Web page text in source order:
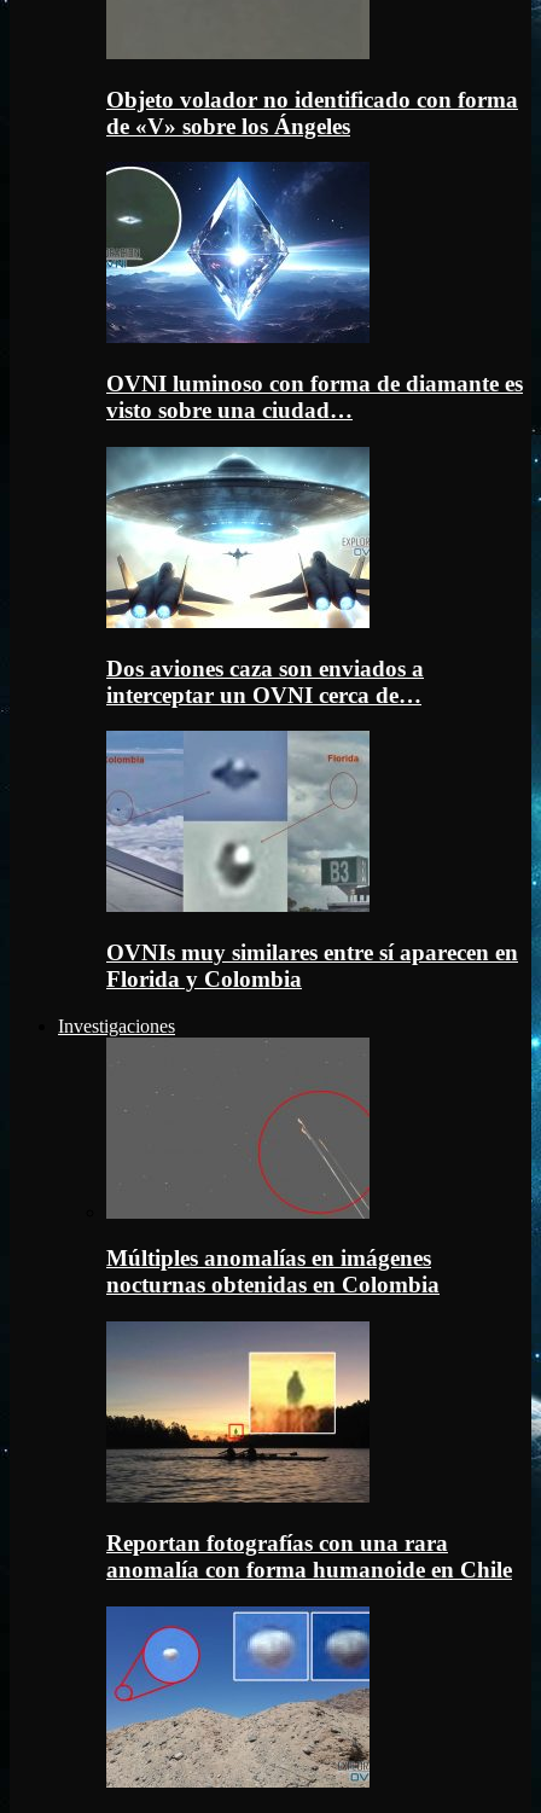
Objeto volador no identificado con forma
de «V» sobre los Ángeles
OVNI luminoso con forma de diamante es
visto sobre una ciudad…
Dos aviones caza son enviados a
interceptar un OVNI cerca de…
OVNIs muy similares entre sí aparecen en
Florida y Colombia
Investigaciones
Múltiples anomalías en imágenes
nocturnas obtenidas en Colombia
Reportan fotografías con una rara
anomalía con forma humanoide en Chile